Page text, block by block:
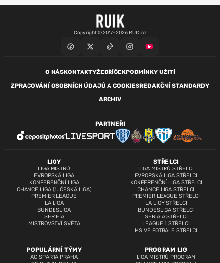
Copyright © 2017–2026 RUIK.cz
O NÁSKONTAKTYŽEBŘÍČEKPODMÍNKY UŽITÍ
ZPRACOVÁNÍ OSOBNÍCH ÚDAJŮ A COOKIESREDAKČNÍ STANDARDY
ARCHIV
LIGY
LIGA MISTRŮ
EVROPSKÁ LIGA
KONFERENČNÍ LIGA
CHANCE LIGA (1. ČESKÁ LIGA)
PREMIER LEAGUE
LA LIGA
BUNDESLIGA
SERIE A
MISTROVSTVÍ SVĚTA
STŘELCI
LIGA MISTRŮ STŘELCI
EVROPSKÁ LIGA STŘELCI
KONFERENČNÍ LIGA STŘELCI
CHANCE LIGA STŘELCI
PREMIER LEAGUE STŘELCI
LA LIGY STŘELCI
BUNDESLIGA STŘELCI
SERIA A STŘELCI
LEAGUE 1 STŘELCI
MS VE FOTBALE STŘELCI
POPULÁRNÍ TÝMY
AC SPARTA PRAHA
PROGRAM LIG
LIGA MISTRŮ PROGRAM
PARTNEŘI